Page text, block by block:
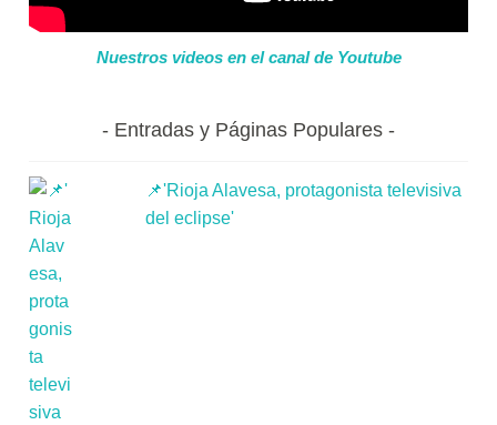
Nuestros videos en el canal de Youtube
Entradas y Páginas Populares
📌'Rioja Alavesa, protagonista televisiva
del eclipse'